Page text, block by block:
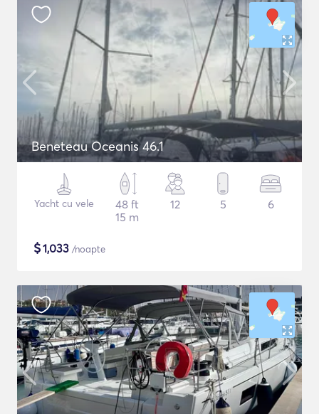
Beneteau Oceanis 46.1
Yacht cu vele
48 ft
15 m
12 5 6
$1,033 /noapte